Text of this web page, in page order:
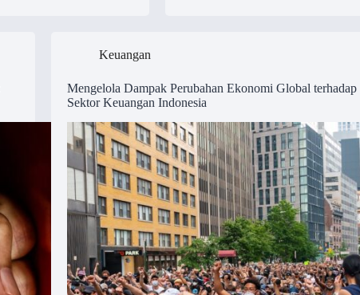
Keuangan
Mengelola Dampak Perubahan Ekonomi Global terhadap
Sektor Keuangan Indonesia